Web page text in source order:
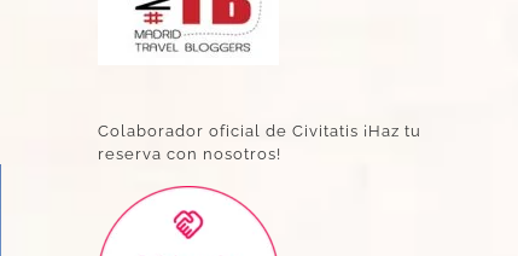
Colaborador oficial de Civitatis ¡Haz tu
reserva con nosotros!